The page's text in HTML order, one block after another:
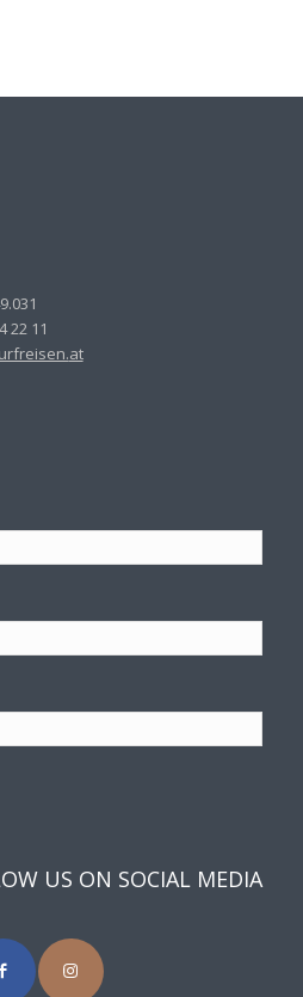
22 11
at
US ON SOCIAL MEDIA